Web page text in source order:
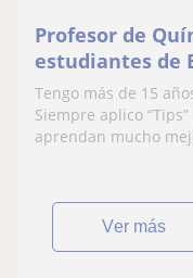
Profesor de
estudiantes de
Tengo más de 15
Siempre aplico
aprendan mucho
ver más